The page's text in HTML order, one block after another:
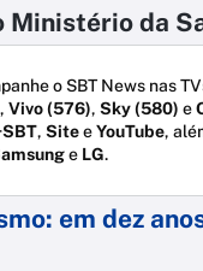
Ministério da
o SBT News nas
, Vivo (576), Sky (580) e
, SiteeYouTube,
e LG.
em dez